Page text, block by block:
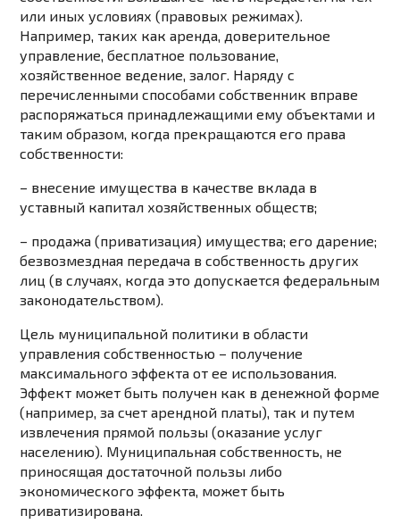
или иных условиях (правовых режимах).
Например, таких как аренда, доверительное
управление, бесплатное пользование,
хозяйственное ведение, залог. Наряду с
перечисленными способами собственник вправе
распоряжаться принадлежащими ему объектами и
таким образом, когда прекращаются его права
собственности:
– внесение имущества в качестве вклада в
уставный капитал хозяйственных обществ;
– продажа (приватизация) имущества; его дарение;
безвозмездная передача в собственность других
лиц (в случаях, когда это допускается федеральным
законодательством).
Цель муниципальной политики в области
управления собственностью – получение
максимального эффекта от ее использования.
Эффект может быть получен как в денежной форме
(например, за счет арендной платы), так и путем
извлечения прямой пользы (оказание услуг
населению). Муниципальная собственность, не
приносящая достаточной пользы либо
экономического эффекта, может быть
приватизирована.